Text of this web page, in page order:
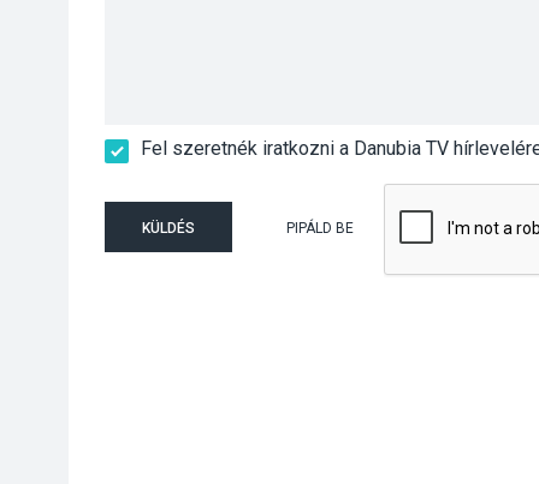
Fel szeretnék iratkozni a Danubia TV
KÜLDÉS PIPÁLD BE